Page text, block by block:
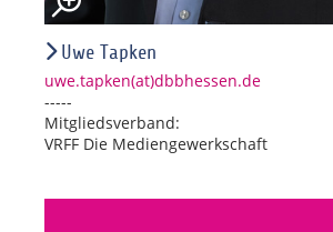
Uwe Tapken
uwe.tapken(at)dbbhessen.de
-----
Mitgliedsverband:
VRFF Die Mediengewerkschaft